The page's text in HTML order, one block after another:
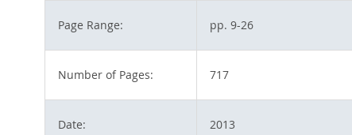
Page Range: pp. 9-26
Number of Pages: 717
Date: 2013